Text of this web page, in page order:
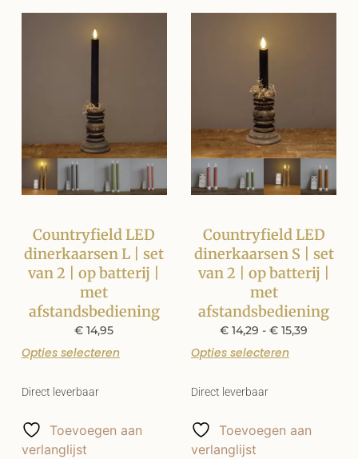
Countryfield LED
dinerkaarsen L | set
van 2 | op batterij |
met
afstandsbediening
€ 14,95
Opties selecteren
Direct leverbaar
Toevoegen aan
verlanglijst
Countryfield LED
dinerkaarsen S | set
van 2 | op batterij |
met
afstandsbediening
€ 14,29 - € 15,39
Opties selecteren
Direct leverbaar
Toevoegen aan
verlanglijst